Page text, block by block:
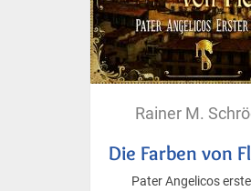
Rainer M.
Die Farben von
Pater Angelicos